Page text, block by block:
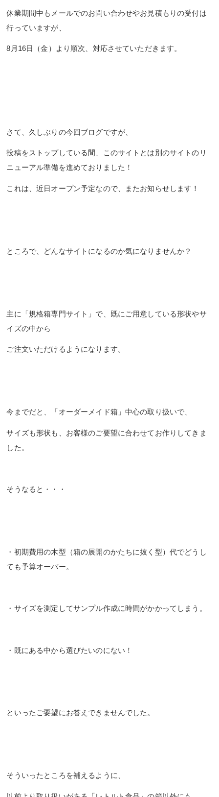
休業期間中もメールでのお問い合わせやお見積もりの受付は
行っていますが、
8月16日（金）より順次、対応させていただきます。
さて、久しぶりの今回ブログですが、
投稿をストップしている間、このサイトとは別のサイトのリ
ニューアル準備を進めておりました！
これは、近日オープン予定なので、またお知らせします！
ところで、どんなサイトになるのか気になりませんか？
主に「規格箱専門サイト」で、既にご用意している形状やサ
イズの中から
ご注文いただけるようになります。
今までだと、「オーダーメイド箱」中心の取り扱いで、
サイズも形状も、お客様のご要望に合わせてお作りしてきま
した。
そうなると・・・
・初期費用の木型（箱の展開のかたちに抜く型）代でどうし
ても予算オーバー。
・サイズを測定してサンプル作成に時間がかかってしまう。
・既にある中から選びたいのにない！
といったご要望にお答えできませんでした。
そういったところを補えるように、